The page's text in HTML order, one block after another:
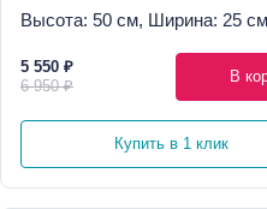
Высота: 50 см, Ширина: 25 см
5 550 ₽
6 950 ₽
В
Купить в 1 клик